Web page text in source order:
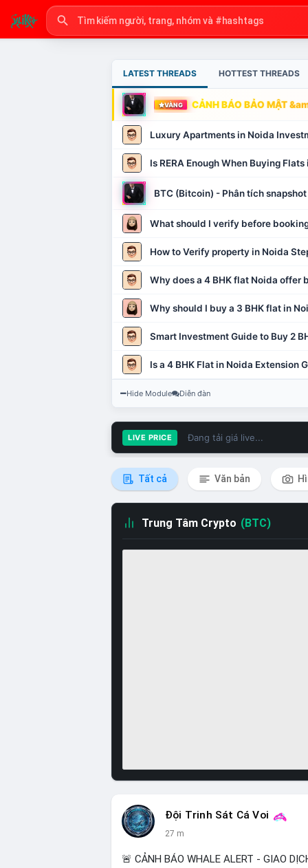
LATEST THREADS HOTTEST THREADS
VÀNG CẢNH BÁO BẢO MẬT
Luxury Apartments in Noida
Is RERA Enough When Buying
BTC (Bitcoin) - Phân tích
What should I verify before
How to Verify property in Noida
Why does a 4 BHK flat Noida offer
Why should I buy a 3 BHK flat in
Smart Investment Guide to Buy 2
Is a 4 BHK Flat in Noida Extension
Hide Module Diễn đàn
LIVE PRICE Đang tải giá live...
Tất cả Văn bản
Trung Tâm Crypto (BTC)
Đội Trinh Sát Cá Voi
27 m
🚨 CẢNH BÁO WHALE ALERT - GIAO